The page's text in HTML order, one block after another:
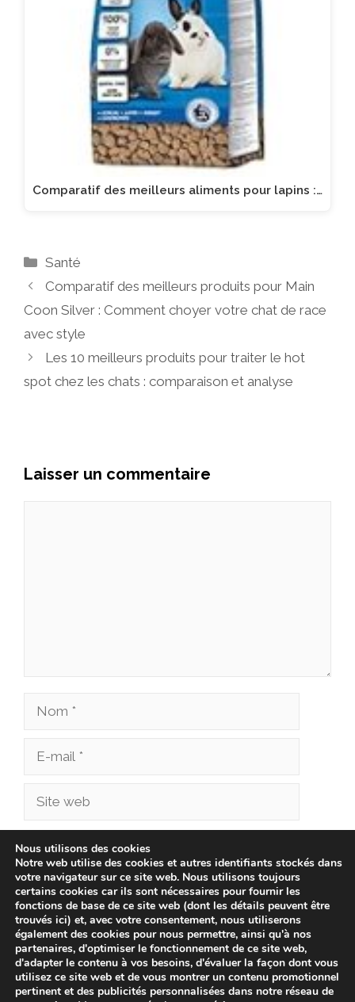
Comparatif des meilleurs aliments pour lapins :…
Catégories
Santé
Comparatif des meilleurs produits pour Main
Coon Silver : Comment choyer votre chat de race
avec style
Les 10 meilleurs produits pour traiter le hot
spot chez les chats : comparaison et analyse
Laisser un commentaire
Nom
Site
Enregistrer mon nom, mon e-mail et mon site
dans le navigateur pour mon prochain
commentaire.
Nous utilisons des cookies
Notre web utilise des cookies et autres identifiants stockés dans
votre navigateur sur ce site web. Nous utilisons toujours
certains cookies car ils sont nécessaires pour fournir les
fonctions de base de ce site web (dont les détails peuvent être
trouvés ici) et, avec votre consentement, nous utiliserons
également des cookies pour nous permettre, ainsi qu'à nos
partenaires, d'optimiser le fonctionnement de ce site web,
d'adapter le contenu à vos besoins, d'évaluer la façon dont vous
utilisez ce site web et de vous montrer un contenu promotionnel
pertinent et des publicités personnalisées dans notre réseau de